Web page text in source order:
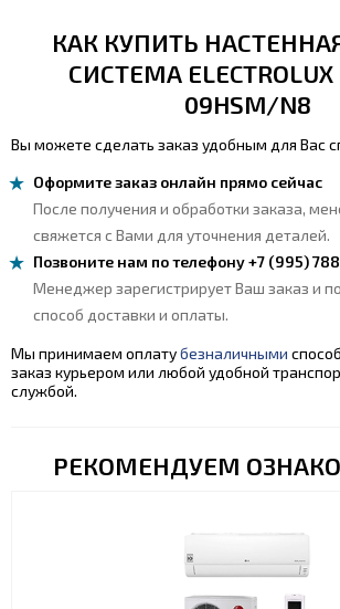
КАК КУПИТЬ
СИСТЕМА ELECTROLUX
09HSM/N8
Вы можете сделать заказ удобным для Вас
Оформите заказ онлайн прямо сейчас
После получения и обработки заказа,
свяжется с Вами для уточнения деталей.
Позвоните нам по телефону +7 (995)
Менеджер зарегистрирует Ваш заказ и
способ доставки и оплаты.
Мы принимаем оплатубезналичными
заказ курьером или любой удобной
службой.
РЕКОМЕНДУЕМ